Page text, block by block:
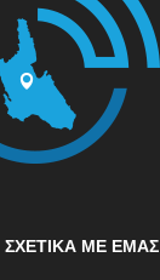
ΣΧΕΤΙΚΆ ΜΕ ΕΜΆΣ